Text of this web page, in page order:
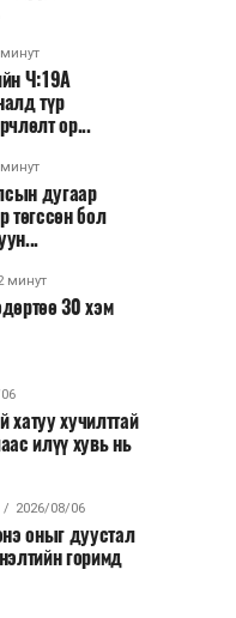
Ч:19А
түр
ор...
дугаар
төгссөн бол
минут
30 хэм
хучилттай
илүү хувь нь
2026/08/06
оныг дуустал
горимд